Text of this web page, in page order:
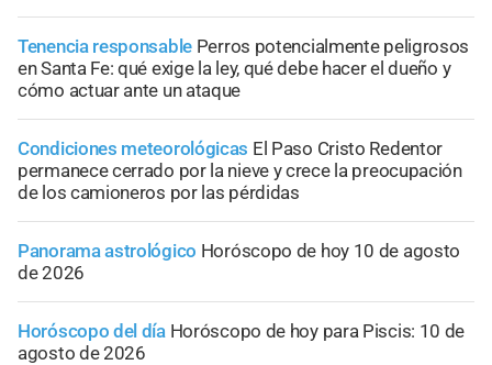
Tenencia responsable Perros potencialmente peligrosos
en Santa Fe: qué exige la ley, qué debe hacer el dueño y
cómo actuar ante un ataque
Condiciones meteorológicas El Paso Cristo Redentor
permanece cerrado por la nieve y crece la preocupación
de los camioneros por las pérdidas
Panorama astrológico Horóscopo de hoy 10 de agosto
de 2026
Horóscopo del día Horóscopo de hoy para Piscis: 10 de
agosto de 2026